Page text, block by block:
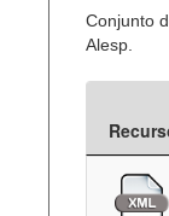
Planejamento
Catálogo de
Deputados
Administração
Conjunto
Alesp.